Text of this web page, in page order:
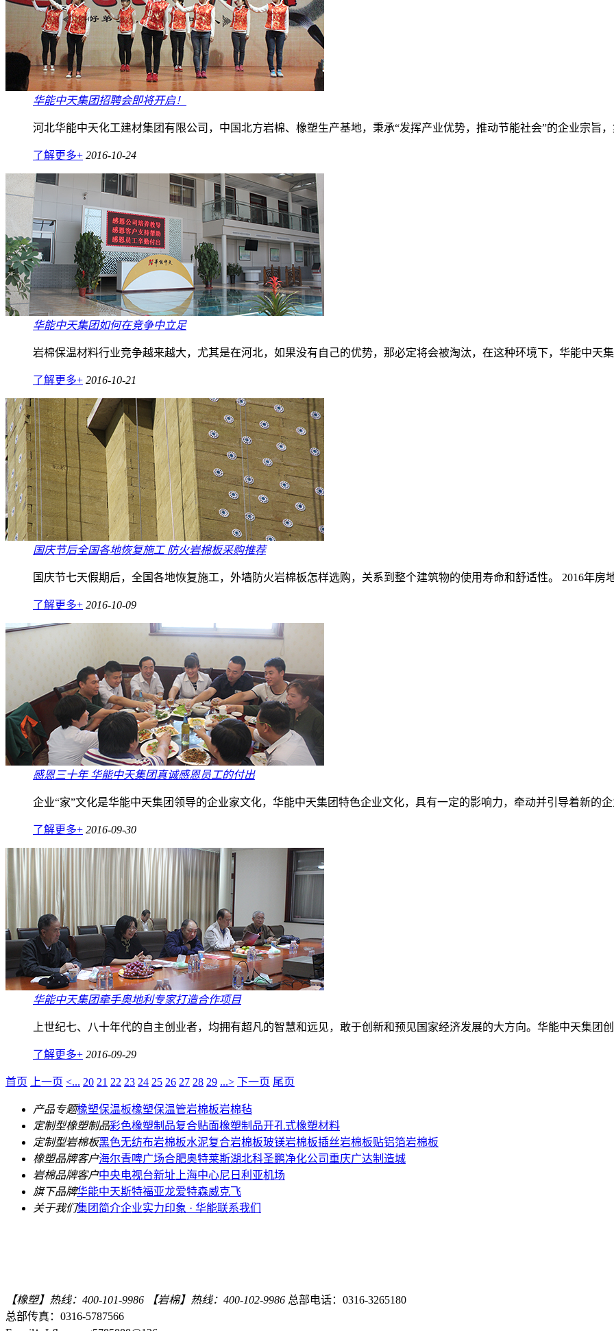
华能中天集团招聘会即将开启！
河北华能中天化工建材集团有限公司，中国北方岩棉、橡塑生产基地，秉承“发挥产业优势，推动节能社会”的企业宗旨
了解更多+ 2016-10-24
华能中天集团如何在竞争中立足
岩棉保温材料行业竞争越来越大，尤其是在河北，如果没有自己的优势，那必定将会被淘汰，在这种环境下，华能中天
了解更多+ 2016-10-21
国庆节后全国各地恢复施工 防火岩棉板采购推荐
国庆节七天假期后，全国各地恢复施工，外墙防火岩棉板怎样选购，关系到整个建筑物的使用寿命和舒适性。 2016年房
了解更多+ 2016-10-09
感恩三十年 华能中天集团真诚感恩员工的付出
企业“家”文化是华能中天集团领导的企业家文化，华能中天集团特色企业文化，具有一定的影响力，牵动并引导着新的企
了解更多+ 2016-09-30
华能中天集团牵手奥地利专家打造合作项目
上世纪七、八十年代的自主创业者，均拥有超凡的智慧和远见，敢于创新和预见国家经济发展的大方向。华能中天集团
了解更多+ 2016-09-29
首页 上一页 <... 20 21 22 23 24 25 26 27 28 29 ...> 下一页 尾页
产品专题橡塑保温板橡塑保温管岩棉板岩棉毡
定制型橡塑制品彩色橡塑制品复合贴面橡塑制品开孔式橡塑材料
定制型岩棉板黑色无纺布岩棉板水泥复合岩棉板玻镁岩棉板插丝岩棉板贴铝箔岩棉板
橡塑品牌客户海尔青啤广场合肥奥特莱斯湖北科圣鹏净化公司 重庆广达制造城
岩棉品牌客户中央电视台新址 上海中心尼日利亚机场
旗下品牌华能中天斯特福亚龙爱特森威克飞
关于我们集团简介企业实力印象 · 华能联系我们
【橡塑】热线：400-101-9986 【岩棉】热线：400-102-9986 总部电话：0316-3265180
总部传真：0316-5787566